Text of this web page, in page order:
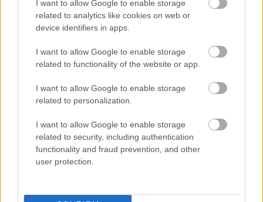
I want to allow Google to enable storage
related to analytics like cookies on web or
device identifiers in apps.
I want to allow Google to enable storage
related to functionality of the website or app.
I want to allow Google to enable storage
related to personalization.
I want to allow Google to enable storage
related to security, including authentication
functionality and fraud prevention, and other
user protection.
erotika című bohózata. Az egyik legnézettebb
magyar filmben a vidéki ládagyár munkásnőket
kukkoló és ezt a lehetőséget üzletfeleknek is
biztosító üzemvezetőjét alakította felejthetetlenül
groteszkül. Rajhona Ádám sokáig az egyik legtöbbet
foglalkoztatott szinkronszínész volt, s bár újabban
már nem vállal szinkronszerepet, korábban többször
is kölcsönözte hangját olyan sztároknak, mint
Tommy Lee Jones, Gene Hackmann, Albert Finney
vagy Morgan Freeman.
tüntették ki, ugyanebben az évben nyerte el